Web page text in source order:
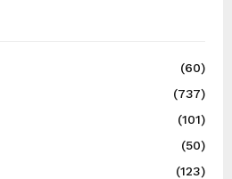
(60)
(737)
(101)
(50)
(123)